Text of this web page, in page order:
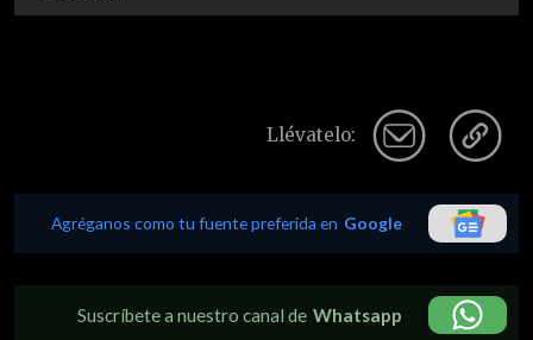
Llévatelo:
Agréganos como tu fuente preferida en Google
Suscríbete a nuestro canal de Whatsapp